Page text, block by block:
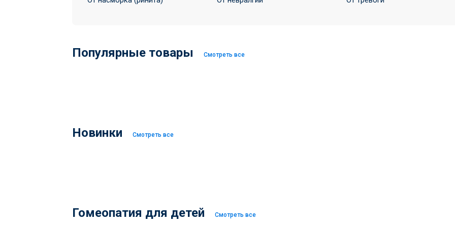
Популярные товары Смотреть все
Новинки Смотреть все
Гомеопатия для детей Смотреть все